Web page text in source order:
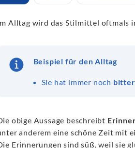
Alltag wird das Stilmittel oftmals
Beispiel für den Alltag
Sie hat immer noch
obige Aussage beschreibt
anderem eine schöne Zeit mit
Erinnerungen sind süß, weil sie